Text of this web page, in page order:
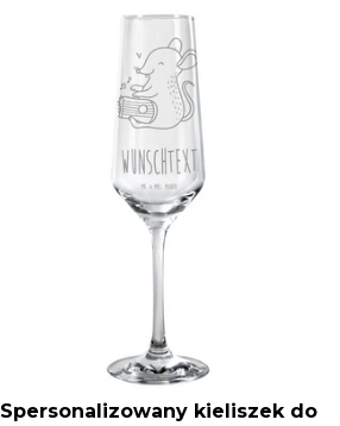
Spersonalizowany kieliszek do